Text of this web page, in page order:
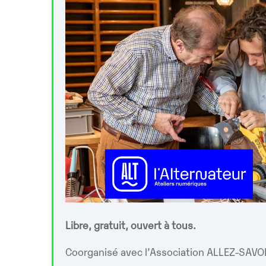
Libre, gratuit, ouvert à tous.
Coorganisé avec l’Association ALLEZ-